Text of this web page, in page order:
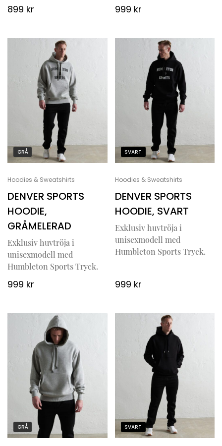
899 kr 999 kr
GRÅ
Hoodies & Sweatshirts
DENVER SPORTS
HOODIE,
GRÅMELERAD
Exklusiv huvtröja i
unisexmodell med
Humbleton Sports Tryck.
999 kr
SVART
Hoodies & Sweatshirts
DENVER SPORTS
HOODIE, SVART
Exklusiv huvtröja i
unisexmodell med
Humbleton Sports Tryck.
999 kr
GRÅ SVART